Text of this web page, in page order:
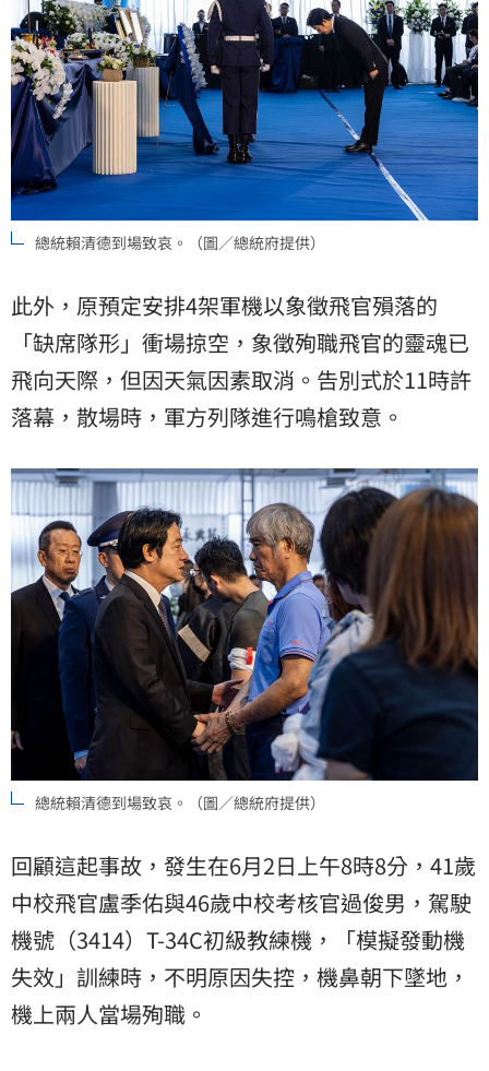
總統賴清德到場致哀。（圖／總統府提供）
此外，原預定安排4架軍機以象徵飛官殞落的
「缺席隊形」衝場掠空，象徵殉職飛官的靈魂已
飛向天際，但因天氣因素取消。告別式於11時許
落幕，散場時，軍方列隊進行鳴槍致意。
總統賴清德到場致哀。（圖／總統府提供）
回顧這起事故，發生在6月2日上午8時8分，41歲
中校飛官盧季佑與46歲中校考核官過俊男，駕駛
機號（3414）T-34C初級教練機，「模擬發動機
失效」訓練時，不明原因失控，機鼻朝下墜地，
機上兩人當場殉職。